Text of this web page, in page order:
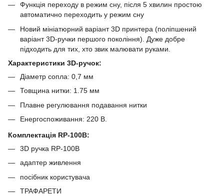
Функція переходу в режим сну, після 5 хвилин простою
автоматично переходить у режим сну
Новий мініатюрний варіант 3D принтера (поліпшений
варіант 3D-ручки першого покоління). Дуже добре
підходить для тих, хто звик малювати руками.
Характеристики 3D-ручок:
Діаметр сопла: 0,7 мм
Товщина нитки: 1.75 мм
Плавне регулювання подавання нитки
Енергоспоживання: 220 В.
Комплектація RP-100B:
3D ручка RP-100B
адаптер живлення
посібник користувача
ТРАФАРЕТИ